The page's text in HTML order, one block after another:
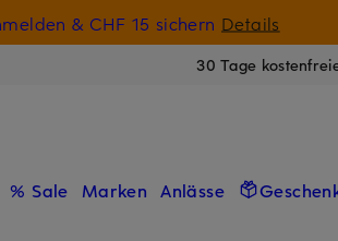
& CHF 15 sichern Details
GESCHENK20
30 Tage
% Sale Marken Anlässe